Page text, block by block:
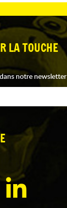
LA TOUCHE
notre newsletter